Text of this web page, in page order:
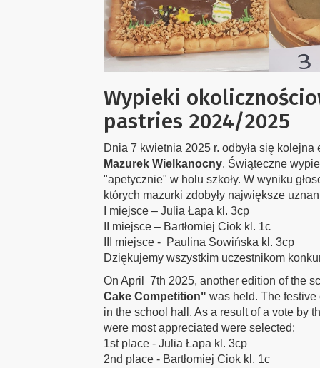
Wypieki
pastries 2024/2025
Dnia 7 kwietnia 2025 r. odbyła się
Mazurek Wielkanocny. Świąteczne
"apetycznie" w holu szkoły. W wyniku
których mazurki zdobyły największe
I miejsce – Julia Łapa kl. 3cp
II miejsce – Bartłomiej Ciok kl. 1c
III miejsce - Paulina Sowińska kl. 3cp
Dziękujemy wszystkim uczestnikom
On April 7th 2025, another edition of the
Cake Competition" was held. The festive
in the school hall. As a result of a vote by
were most appreciated were selected:
1st place - Julia Łapa kl. 3cp
2nd place - Bartłomiej Ciok kl. 1c